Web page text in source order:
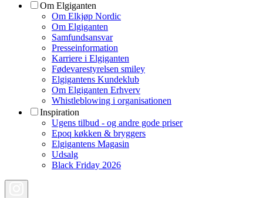
Om Elgiganten
Om Elkjøp Nordic
Om Elgiganten
Samfundsansvar
Presseinformation
Karriere i Elgiganten
Fødevarestyrelsen smiley
Elgigantens Kundeklub
Om Elgiganten Erhverv
Whistleblowing i organisationen
Inspiration
Ugens tilbud - og andre gode priser
Epoq køkken & bryggers
Elgigantens Magasin
Udsalg
Black Friday 2026